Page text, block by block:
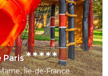
Paris*****
Île-de-France